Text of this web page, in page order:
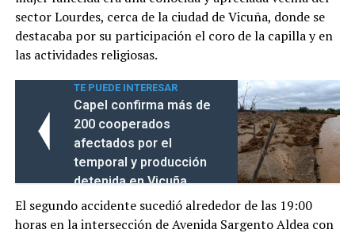
sector Lourdes, cerca de la ciudad de Vicuña, donde se
destacaba por su participación el coro de la capilla y en
las actividades religiosas.
TE PUEDE INTERESAR
Capel confirma más de
200 cooperados
afectados por el
temporal y producción
detenida en Vicuña
El segundo accidente sucedió alrededor de las 19:00
horas en la intersección de Avenida Sargento Aldea con